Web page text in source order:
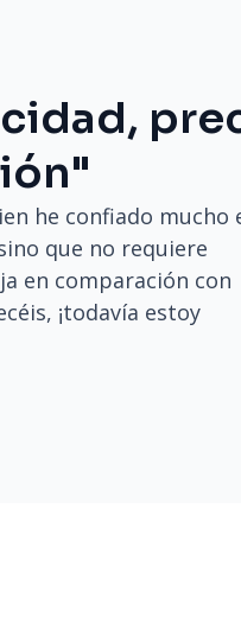
he confiado mucho
que no requiere
en comparación con
¡todavía estoy